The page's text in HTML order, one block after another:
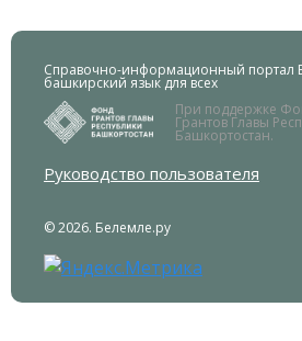
Справочно-информационный портал
башкирский язык для всех
При поддержке
Грантов Главы
Башкортостан.
Руководство пользователя
© 2026. Белемле.ру